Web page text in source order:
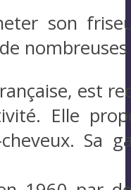
son
est
Elle
Sa